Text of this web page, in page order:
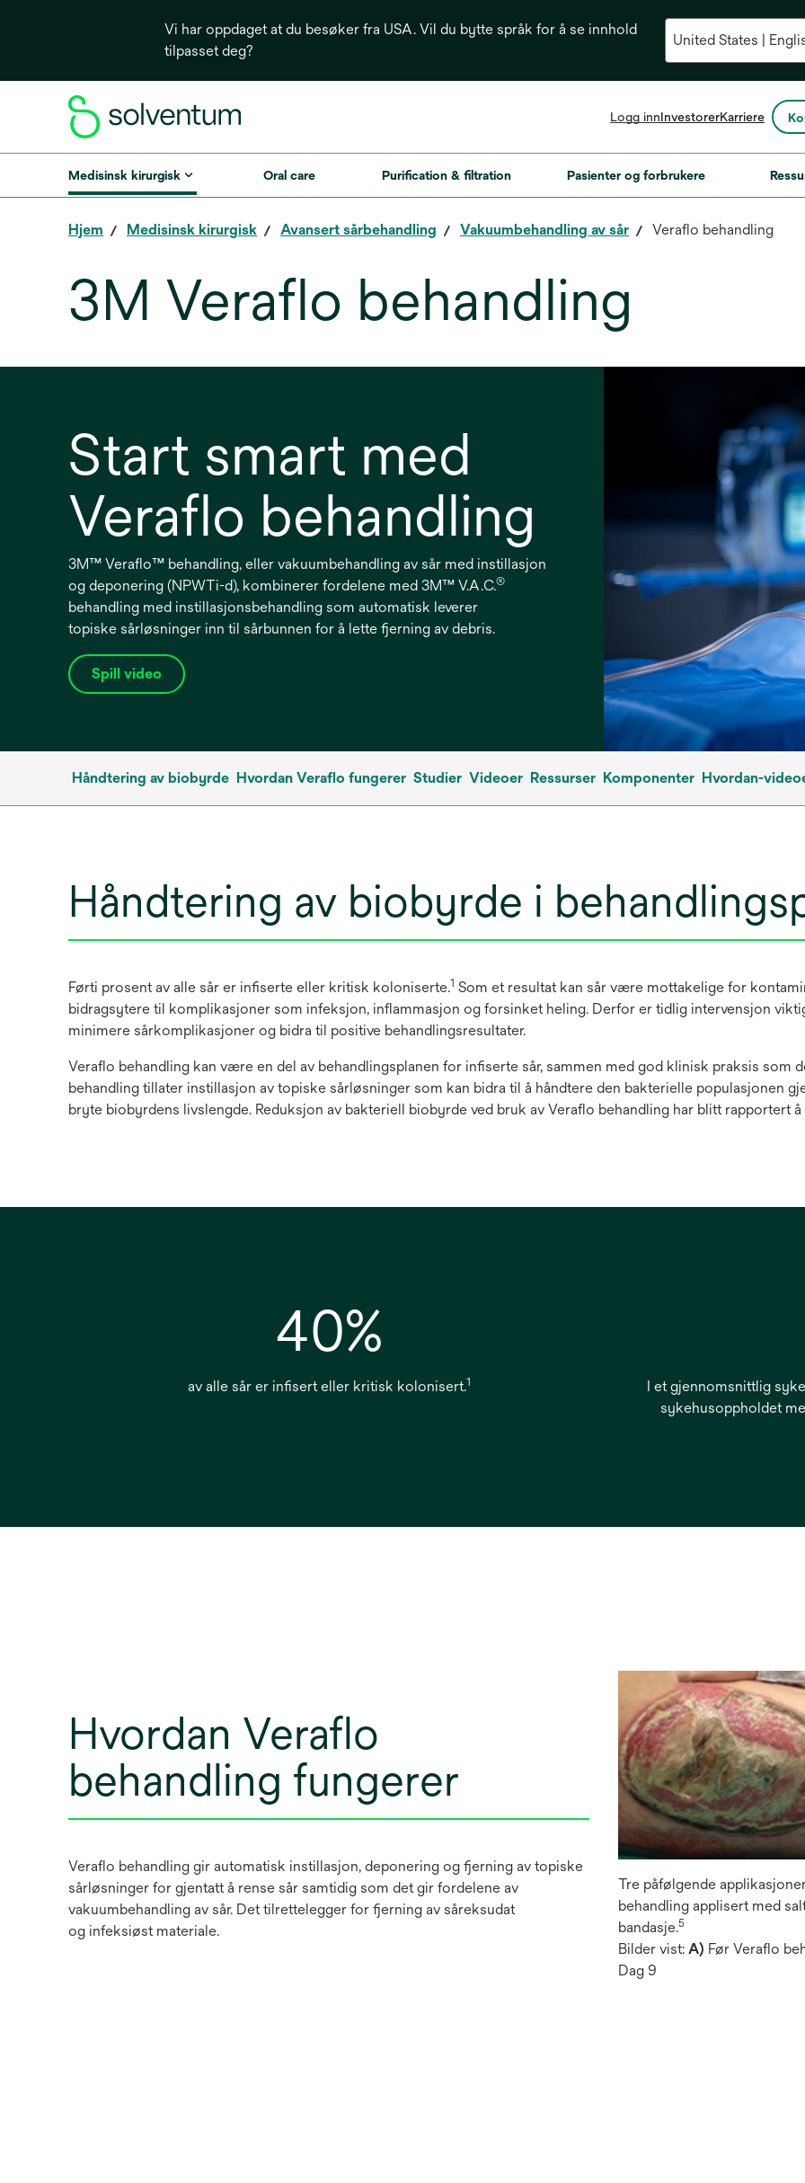
Vi har oppdaget at du besøker fra USA. Vil du bytte språk for å se innhold
tilpasset deg?
Logg innInvestoreropens
a
Karriere
Medisinsk kirurgisk Oral care Purification & filtration Pasienter og forbrukere
Hjem Medisinsk kirurgisk Avansert sårbehandling Vakuumbehandling av sår Veraflo behandling
3M Veraflo behandling
Start smart med
Veraflo behandling
3M™ Veraflo™ behandling, eller vakuumbehandling av sår med instillasjon
og deponering (NPWTi-d), kombinerer fordelene med 3M™ V.A.C.®
behandling med instillasjonsbehandling som automatisk leverer
topiske sårløsninger inn til sårbunnen for å lette fjerning av debris.
Spill video
opens
new
tab
Håndtering av biobyrde Hvordan Veraflo fungerer Studier Videoer Ressurser Komponenter Hvordan-
Håndtering av biobyrde i
Førti prosent av alle sår er infiserte eller kritisk koloniserte.1 Som et resultat kan sår være mottakelige for
bidragsytere til komplikasjoner som infeksjon, inflammasjon og forsinket heling. Derfor er tidlig intervensjon
minimere sårkomplikasjoner og bidra til positive behandlingsresultater.
Veraflo behandling kan være en del av behandlingsplanen for infiserte sår, sammen med god klinisk praksis som
behandling tillater instillasjon av topiske sårløsninger som kan bidra til å håndtere den bakterielle populasjonen
bryte biobyrdens livslengde. Reduksjon av bakteriell biobyrde ved bruk av Veraflo behandling har blitt rapportert
40%
av alle sår er infisert eller kritisk kolonisert.1
I et gjennomsnittlig
sykehusoppholdet
Hvordan Veraflo
behandling fungerer
Veraflo behandling gir automatisk instillasjon, deponering og fjerning av topiske
sårløsninger for gjentatt å rense sår samtidig som det gir fordelene av
vakuumbehandling av sår. Det tilrettelegger for fjerning av såreksudat
og infeksiøst materiale.
Tre påfølgende
behandling applisert med
bandasje.5
Bilder vist: A) Før Veraflo
Dag 9